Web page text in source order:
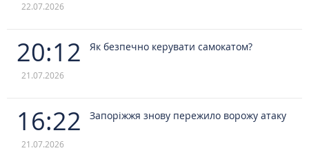
22.07.2026
20:12
21.07.2026
Як безпечно керувати самокатом?
16:22
21.07.2026
Запоріжжя знову пережило ворожу атаку